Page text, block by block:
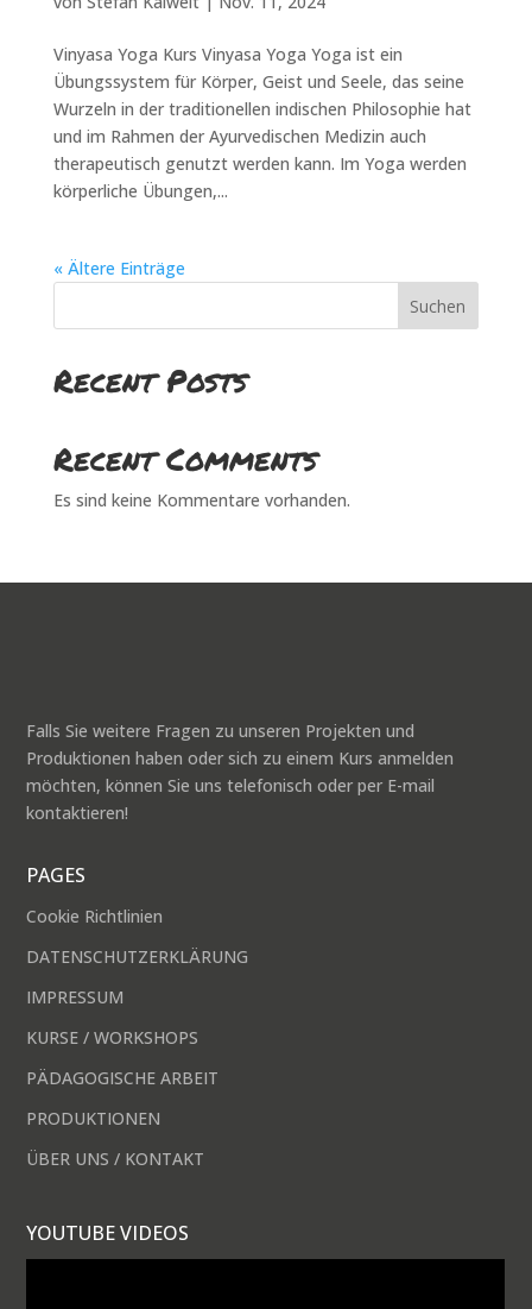
Vinyasa Yoga Kurs Vinyasa Yoga Yoga ist ein
Übungssystem für Körper, Geist und Seele, das seine
Wurzeln in der traditionellen indischen Philosophie hat
und im Rahmen der Ayurvedischen Medizin auch
therapeutisch genutzt werden kann. Im Yoga werden
körperliche Übungen,...
« Ältere Einträge
Suchen
Recent Posts
Recent Comments
Es sind keine Kommentare vorhanden.
Falls Sie weitere Fragen zu unseren Projekten und
Produktionen haben oder sich zu einem Kurs anmelden
möchten, können Sie uns telefonisch oder per E-mail
kontaktieren!
PAGES
Cookie Richtlinien
DATENSCHUTZERKLÄRUNG
IMPRESSUM
KURSE / WORKSHOPS
PÄDAGOGISCHE ARBEIT
PRODUKTIONEN
ÜBER UNS / KONTAKT
YOUTUBE VIDEOS